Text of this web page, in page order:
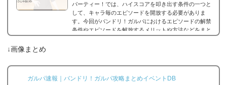
パーティー！では、ハイスコアを叩き出す条件の一つと
して、キャラ毎のエピソードを開放する必要がありま
す。今回がバンドリ！ガルパにおけるエピソードの解禁
条件やエピソードを解放するメリットや方法などをまと
す。エピソードは各キャラクターの詳細にあり、解放す
よ...
↓画像まとめ
ガルパ速報｜バンドリ！ガルパ攻略まとめイベントDB